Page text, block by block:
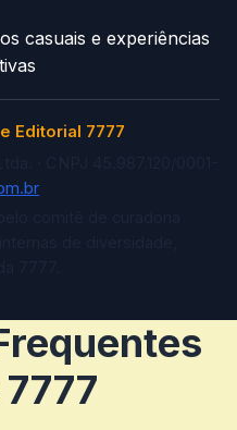
casuais e experiências
Editorial 7777